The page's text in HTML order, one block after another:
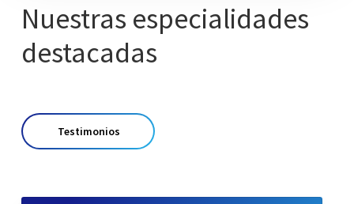
Nuestras especialidades
destacadas
Testimonios